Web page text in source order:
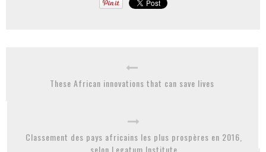
These African innovations that can save lives
Classement des pays africains les plus prospères en 2016,
selon Legatum Institute